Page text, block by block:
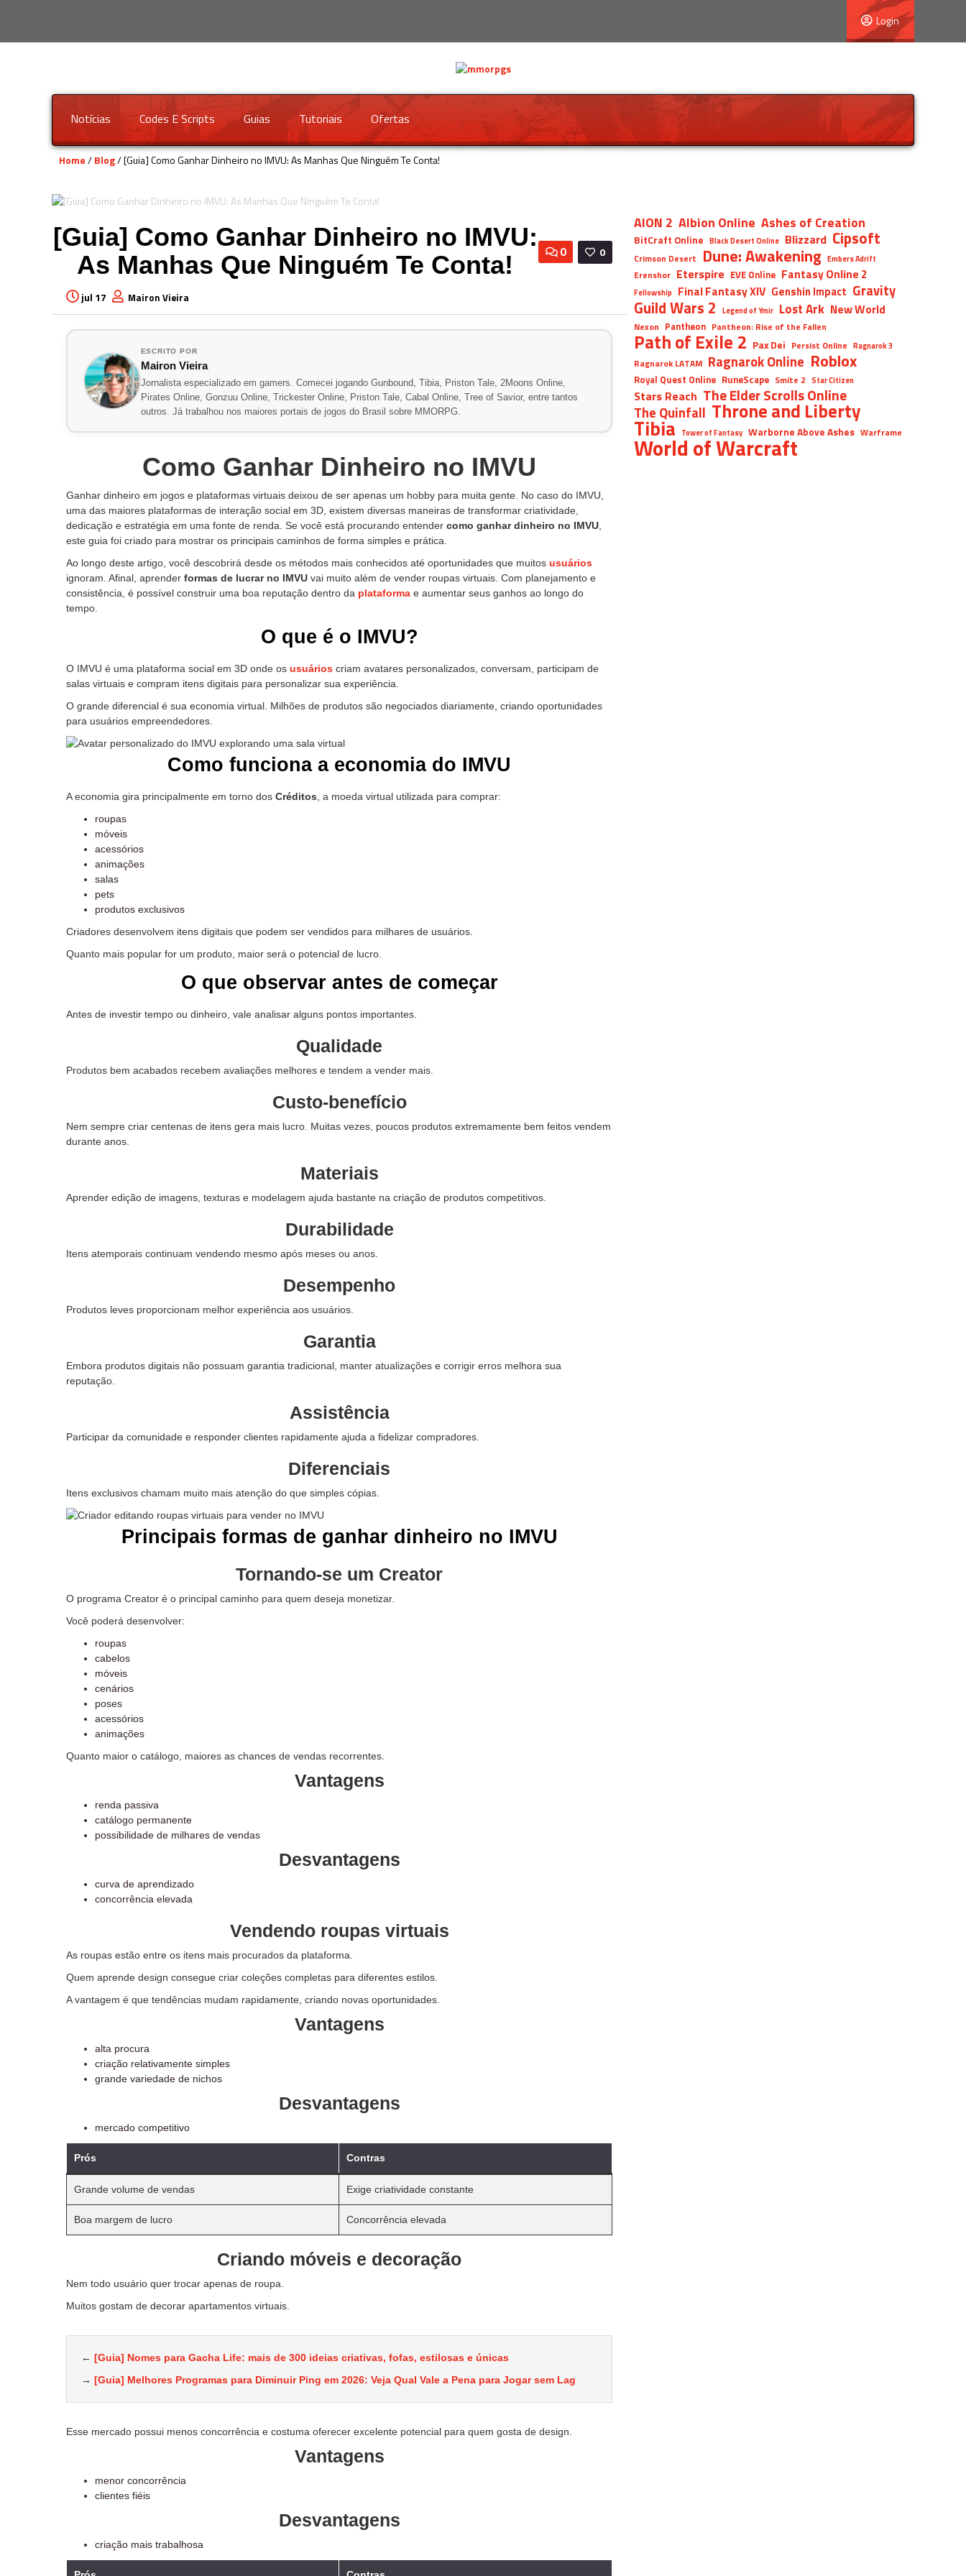
Login
Notícias Codes E Scripts Guias Tutoriais Ofertas
Home/Blog/ [Guia] Como Ganhar Dinheiro no IMVU: As Manhas Que Ninguém Te Conta!
0
0
[Guia] Como Ganhar Dinheiro no IMVU:
As Manhas Que Ninguém Te Conta!
jul 17 Mairon Vieira
ESCRITO POR
Mairon Vieira
Jornalista especializado em gamers. Comecei jogando Gunbound, Tibia, Priston Tale, 2Moons Online,
Pirates Online, Gonzuu Online, Trickester Online, Priston Tale, Cabal Online, Tree of Savior, entre tantos
outros. Já trabalhou nos maiores portais de jogos do Brasil sobre MMORPG.
Como Ganhar Dinheiro no IMVU
Ganhar dinheiro em jogos e plataformas virtuais deixou de ser apenas um hobby para muita gente. No caso do IMVU,
uma das maiores plataformas de interação social em 3D, existem diversas maneiras de transformar criatividade,
dedicação e estratégia em uma fonte de renda. Se você está procurando entender como ganhar dinheiro no IMVU
este guia foi criado para mostrar os principais caminhos de forma simples e prática.
Ao longo deste artigo, você descobrirá desde os métodos mais conhecidos até oportunidades que muitos usuários
ignoram. Afinal, aprender formas de lucrar no IMVU vai muito além de vender roupas virtuais. Com planejamento e
consistência, é possível construir uma boa reputação dentro da plataforma e aumentar seus ganhos ao longo do
tempo.
O que é o IMVU?
O IMVU é uma plataforma social em 3D onde os usuários criam avatares personalizados, conversam, participam de
salas virtuais e compram itens digitais para personalizar sua experiência.
O grande diferencial é sua economia virtual. Milhões de produtos são negociados diariamente, criando oportunidades
para usuários empreendedores.
Como funciona a economia do IMVU
A economia gira principalmente em torno dos Créditos , a moeda virtual utilizada para comprar:
roupas
móveis
acessórios
animações
salas
pets
produtos exclusivos
Criadores desenvolvem itens digitais que podem ser vendidos para milhares de usuários.
Quanto mais popular for um produto, maior será o potencial de lucro.
O que observar antes de começar
Antes de investir tempo ou dinheiro, vale analisar alguns pontos importantes.
Qualidade
Produtos bem acabados recebem avaliações melhores e tendem a vender mais.
Custo-benefício
Nem sempre criar centenas de itens gera mais lucro. Muitas vezes, poucos produtos extremamente bem feitos vendem
durante anos.
Materiais
Aprender edição de imagens, texturas e modelagem ajuda bastante na criação de produtos competitivos.
Durabilidade
Itens atemporais continuam vendendo mesmo após meses ou anos.
Desempenho
Produtos leves proporcionam melhor experiência aos usuários.
Garantia
Embora produtos digitais não possuam garantia tradicional, manter atualizações e corrigir erros melhora sua
reputação.
Assistência
Participar da comunidade e responder clientes rapidamente ajuda a fidelizar compradores.
Diferenciais
Itens exclusivos chamam muito mais atenção do que simples cópias.
Principais formas de ganhar dinheiro no IMVU
Tornando-se um Creator
O programa Creator é o principal caminho para quem deseja monetizar.
Você poderá desenvolver:
roupas
cabelos
móveis
cenários
poses
acessórios
animações
Quanto maior o catálogo, maiores as chances de vendas recorrentes.
Vantagens
renda passiva
catálogo permanente
possibilidade de milhares de vendas
Desvantagens
curva de aprendizado
concorrência elevada
Vendendo roupas virtuais
As roupas estão entre os itens mais procurados da plataforma.
Quem aprende design consegue criar coleções completas para diferentes estilos.
A vantagem é que tendências mudam rapidamente, criando novas oportunidades.
Vantagens
alta procura
criação relativamente simples
grande variedade de nichos
Desvantagens
mercado competitivo
Prós Contras
Grande volume de vendas Exige criatividade constante
Boa margem de lucro Concorrência elevada
Criando móveis e decoração
Nem todo usuário quer trocar apenas de roupa.
Muitos gostam de decorar apartamentos virtuais.
← [Guia] Nomes para Gacha Life: mais de 300 ideias criativas, fofas, estilosas e únicas
→ [Guia] Melhores Programas para Diminuir Ping em 2026: Veja Qual Vale a Pena para Jogar sem Lag
Esse mercado possui menos concorrência e costuma oferecer excelente potencial para quem gosta de design.
Vantagens
menor concorrência
clientes fiéis
Desvantagens
criação mais trabalhosa
AION 2 Albion Online Ashes of Creation
BitCraft Online Black Desert Online Blizzard Cipsoft
Crimson Desert Dune: Awakening Embers Adrift
Erenshor Eterspire EVE Online Fantasy Online 2
Fellowship Final Fantasy XIV Genshin Impact Gravity
Guild Wars 2 Legend of Ymir Lost Ark New World
Nexon Pantheon Pantheon: Rise of the Fallen
Path of Exile 2 Pax Dei Persist Online Ragnarok 3
Ragnarok LATAM Ragnarok Online Roblox
Royal Quest Online RuneScape Smite 2 Star Citizen
Stars Reach The Elder Scrolls Online
The Quinfall Throne and Liberty
Tibia Tower of Fantasy Warborne Above Ashes Warframe
World of Warcraft